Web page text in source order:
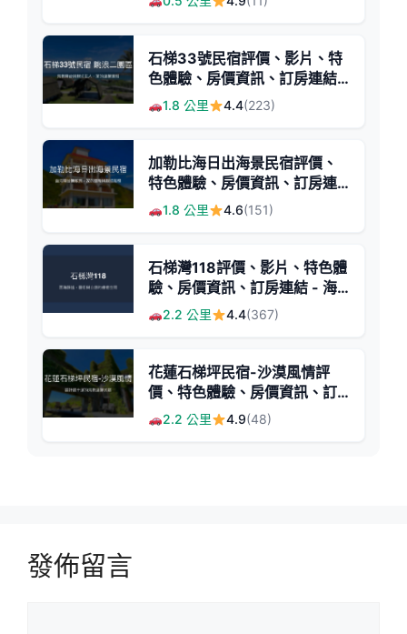
石梯33號民宿評價、影片、特
色體驗、房價資訊、訂房連結 -
海景渡假休憩首選
1.8 公里 4.4(223)
加勒比海日出海景民宿評價、
特色體驗、房價資訊、訂房連
結 - 海景與溫馨服務
1.8 公里 4.6(151)
石梯灣118評價、影片、特色體
驗、房價資訊、訂房連結 - 海
景療癒靜謐民宿
2.2 公里 4.4(367)
花蓮石梯坪民宿-沙漠風情評
價、特色體驗、房價資訊、訂
房連結 - 海景設計民宿
2.2 公里 4.9(48)
發佈留言